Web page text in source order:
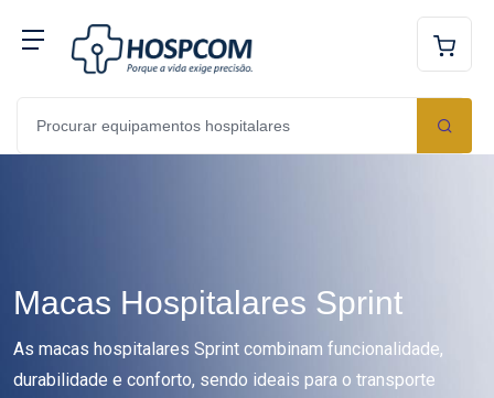
Macas Hospitalares Sprint
As macas hospitalares Sprint combinam funcionalidade,
durabilidade e conforto, sendo ideais para o transporte